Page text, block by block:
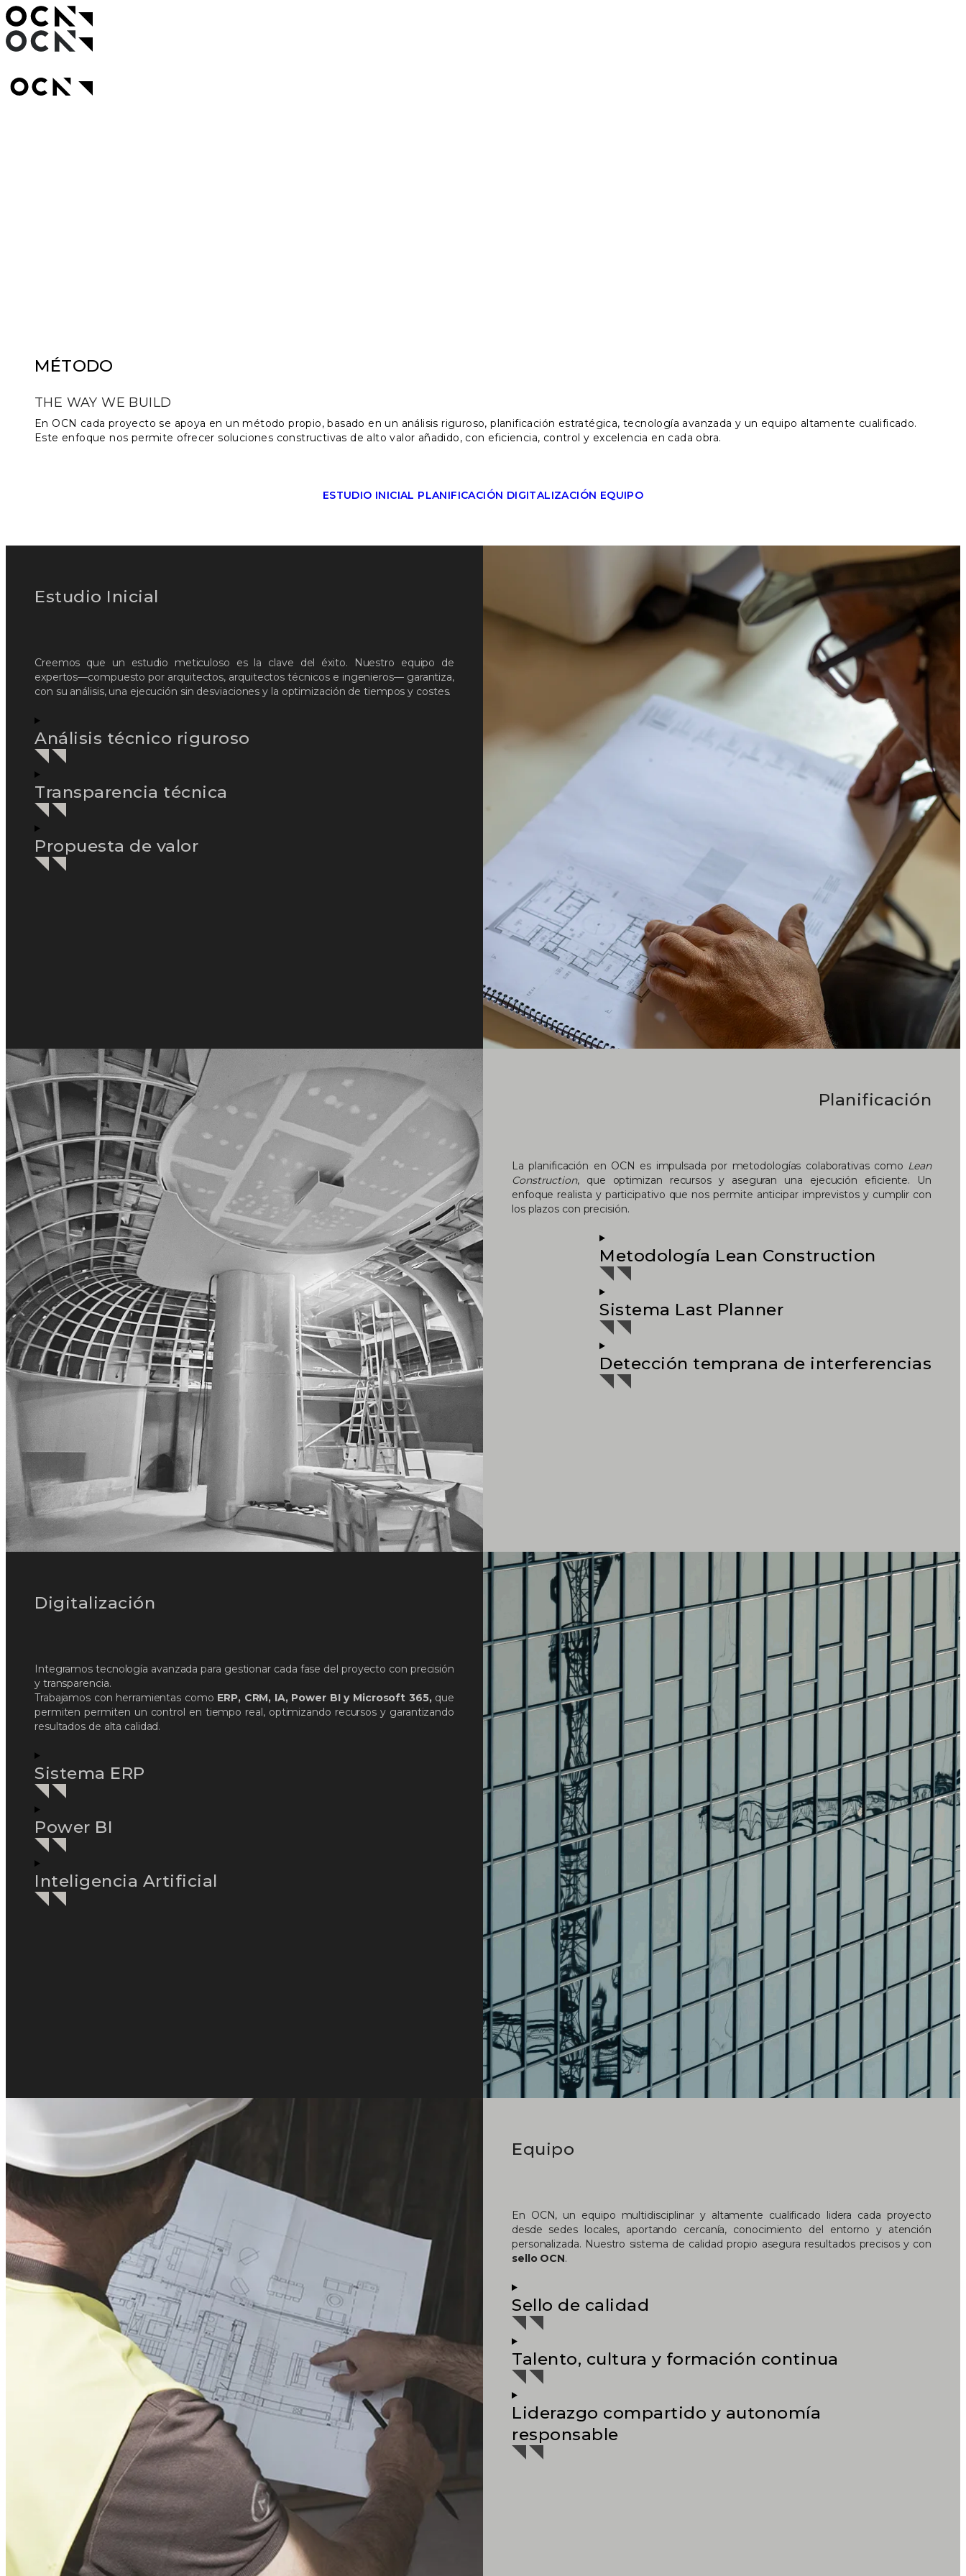
MÉTODO
THE WAY WE BUILD
En OCN cada proyecto se apoya en un método propio, basado en un análisis riguroso, planificación estratégica, tecnología avanzada y un equipo altamente cualificado.
Este enfoque nos permite ofrecer soluciones constructivas de alto valor añadido, con eficiencia, control y excelencia en cada obra.
ESTUDIO INICIAL PLANIFICACIÓN DIGITALIZACIÓN EQUIPO
Estudio Inicial
Creemos que un estudio meticuloso es la clave del éxito. Nuestro equipo de
expertos—compuesto por arquitectos, arquitectos técnicos e ingenieros— garantiza,
con su análisis, una ejecución sin desviaciones y la optimización de tiempos y costes.
Análisis técnico riguroso
Transparencia técnica
Propuesta de valor
Planificación
La planificación en OCN es impulsada por metodologías colaborativas como Lean
Construction, que optimizan recursos y aseguran una ejecución eficiente. Un
enfoque realista y participativo que nos permite anticipar imprevistos y cumplir con
los plazos con precisión.
Metodología Lean Construction
Sistema Last Planner
Detección temprana de interferencias
Digitalización
Integramos tecnología avanzada para gestionar cada fase del proyecto con precisión
y transparencia.
Trabajamos con herramientas como ERP, CRM, IA, Power BI y Microsoft 365, que
permiten permiten un control en tiempo real, optimizando recursos y garantizando
resultados de alta calidad.
Sistema ERP
Power BI
Inteligencia Artificial
Equipo
En OCN, un equipo multidisciplinar y altamente cualificado lidera cada proyecto
desde sedes locales, aportando cercanía, conocimiento del entorno y atención
personalizada. Nuestro sistema de calidad propio asegura resultados precisos y con
sello OCN.
Sello de calidad
Talento, cultura y formación continua
Liderazgo compartido y autonomía
responsable